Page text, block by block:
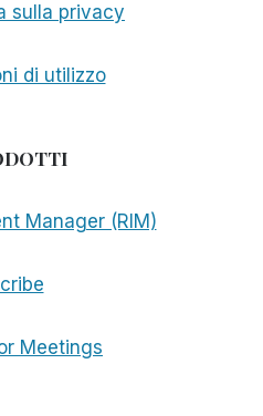
sulla privacy
di utilizzo
Manager (RIM)
Meetings